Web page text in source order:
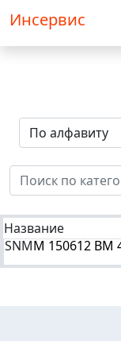
Инсервис
Название
SNMM 150612 BM